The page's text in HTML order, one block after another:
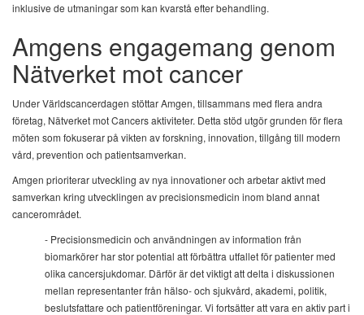
inklusive de utmaningar som kan kvarstå efter behandling.
Amgens engagemang genom
Nätverket mot cancer
Under Världscancerdagen stöttar Amgen, tillsammans med flera andra
företag, Nätverket mot Cancers aktiviteter. Detta stöd utgör grunden för flera
möten som fokuserar på vikten av forskning, innovation, tillgång till modern
vård, prevention och patientsamverkan.
Amgen prioriterar utveckling av nya innovationer och arbetar aktivt med
samverkan kring utvecklingen av precisionsmedicin inom bland annat
cancerområdet.
- Precisionsmedicin och användningen av information från
biomarkörer har stor potential att förbättra utfallet för patienter med
olika cancersjukdomar. Därför är det viktigt att delta i diskussionen
mellan representanter från hälso- och sjukvård, akademi, politik,
beslutsfattare och patientföreningar. Vi fortsätter att vara en aktiv part i